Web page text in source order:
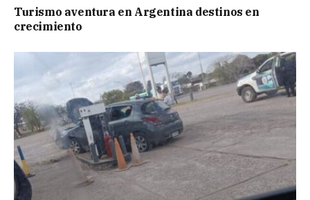
Turismo aventura en Argentina destinos en
crecimiento